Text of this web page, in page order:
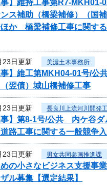
事】維持工事第R7-
ス補助（橋梁補修）（国補
か 橋梁補修工事に関す
23日更新 美濃土木事務所
事】維工第MKH04-01号/
翌債）城山橋補修工事
23日更新 長良川上流河川開発
事】第8-1号/公共 内ケ谷
路工事に関する一般競争
23日更新 男女共同参画推進課
の小さなビジネス支援事
ル募集【選定結果】